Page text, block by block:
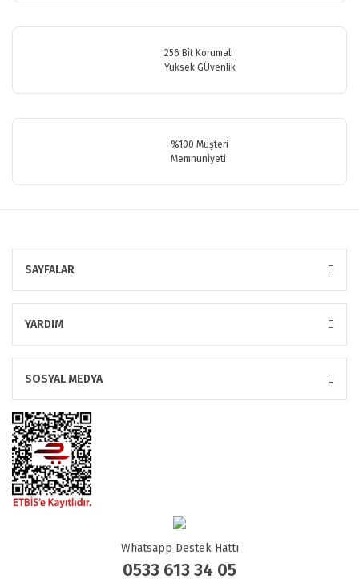
256 Bit Korumalı
Yüksek GÜvenlik
%100 Müşteri
Memnuniyeti
SAYFALAR
YARDIM
SOSYAL MEDYA
Whatsapp Destek Hattı
0533 613 34 05